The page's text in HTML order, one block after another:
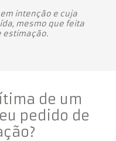
intenção e cuja
mesmo que feita
estimação.
de um
pedido de